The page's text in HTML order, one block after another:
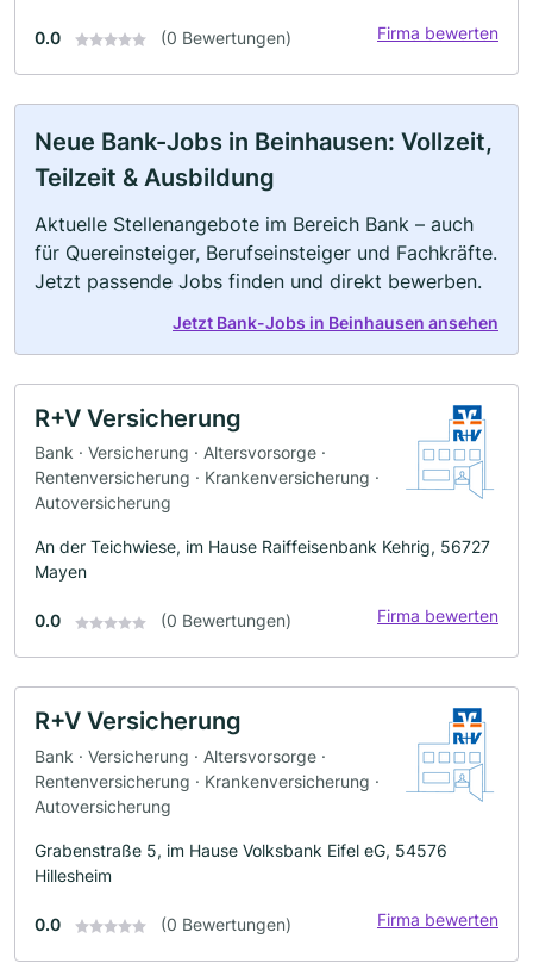
0.0 (0 Bewertungen) Firma bewerten
Neue Bank-Jobs in Beinhausen: Vollzeit,
Teilzeit & Ausbildung
Aktuelle Stellenangebote im Bereich Bank – auch
für Quereinsteiger, Berufseinsteiger und Fachkräfte.
Jetzt passende Jobs finden und direkt bewerben.
Jetzt Bank-Jobs in Beinhausen ansehen
R+V Versicherung
Bank · Versicherung · Altersvorsorge ·
Rentenversicherung · Krankenversicherung ·
Autoversicherung
An der Teichwiese, im Hause Raiffeisenbank Kehrig, 56727
Mayen
0.0 (0 Bewertungen) Firma bewerten
R+V Versicherung
Bank · Versicherung · Altersvorsorge ·
Rentenversicherung · Krankenversicherung ·
Autoversicherung
Grabenstraße 5, im Hause Volksbank Eifel eG, 54576
Hillesheim
0.0 (0 Bewertungen) Firma bewerten